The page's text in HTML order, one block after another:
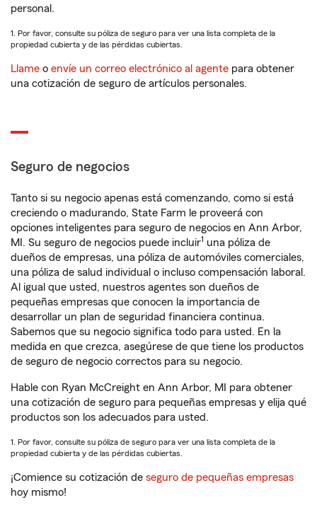
personal.
1. Por favor, consulte su póliza de seguro para ver una lista completa de la
propiedad cubierta y de las pérdidas cubiertas.
Llame o envíe un correo electrónico al agente para obtener
una cotización de seguro de artículos personales.
Seguro de negocios
Tanto si su negocio apenas está comenzando, como si está
creciendo o madurando, State Farm le proveerá con
opciones inteligentes para seguro de negocios en Ann Arbor,
MI. Su seguro de negocios puede incluir1 una póliza de
dueños de empresas, una póliza de automóviles comerciales,
una póliza de salud individual o incluso compensación laboral.
Al igual que usted, nuestros agentes son dueños de
pequeñas empresas que conocen la importancia de
desarrollar un plan de seguridad financiera continua.
Sabemos que su negocio significa todo para usted. En la
medida en que crezca, asegúrese de que tiene los productos
de seguro de negocio correctos para su negocio.
Hable con Ryan McCreight en Ann Arbor, MI para obtener
una cotización de seguro para pequeñas empresas y elija qué
productos son los adecuados para usted.
1. Por favor, consulte su póliza de seguro para ver una lista completa de la
propiedad cubierta y de las pérdidas cubiertas.
¡Comience su cotización de seguro de pequeñas empresas
hoy mismo!